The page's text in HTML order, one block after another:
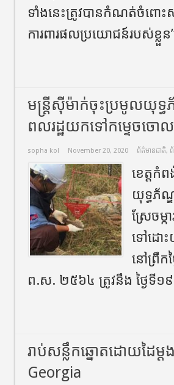
ទាំងនេះត្រូវបានកំណត់ចំពោះស
ការពារផលប្រយោជន៍របស់ខ្លួន
មន្ត្រីស៊ីម៉ាក់ចុះប្រមូលយុទ្ធ
ពលរដ្ឋយកទៅកម្ទេចចោល
sopha kol November 20, 2020 ព័ត៌មានជាតិ,
ខេត្ត​កំ
យុទ្ធភ័ណ្
ស្រែចម្
ទៅដោះ
នៅ​ព្រឹក​
ព​.​ស​. ២៥៦៤​ ត្រូវ​នឹង​ ថ្ងៃ​ទី​១៩​
រាប់សន្លឹកឆ្នោតដោយដៃម្
Georgia